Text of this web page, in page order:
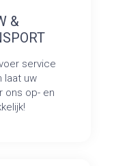
&
service
laat uw
ons op- en